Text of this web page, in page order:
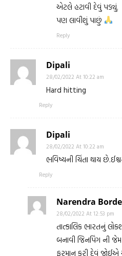
એટલે હટાવી દેવું પડ્યું.
પણ લાવીશું પાછું
Reply
Dipali
28/02/2022 At 10:22 am
Hard hitting
Reply
Dipali
28/02/2022 At 10:22 am
ભવિષ્યની ચિંતા થાય
Reply
Narendra
28/02/2022 At 12:53 pm
તાત્કાલિક ભારતનું
બનાવી જિનપિંગ ની
ફરમાન કરી દેવું